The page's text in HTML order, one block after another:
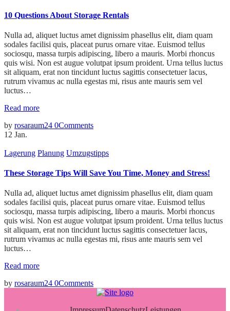
10 Questions About Storage Rentals
Nulla ad, aliquet luctus amet dignissim phasellus elit, diam quam
sodales facilisi quis, placeat purus ornare vitae. Euismod tellus
sociosqu, massa turpis adipiscing, libero a mauris. Morbi rhoncus
quis wisi. Non est augue volutpat ipsum proident. Urna tellus luctus
sit aliquam, erat non tincidunt luctus sagittis consectetuer lacus,
rutrum vivamus ac nulla egestas mi, risus ante mauris sem vel
luctus…
Read more
by rosaraum24 0Comments
12 Jan.
Lagerung Planung Umzugstipps
These Storage Tips Will Save You Time, Money and Stress!
Nulla ad, aliquet luctus amet dignissim phasellus elit, diam quam
sodales facilisi quis, placeat purus ornare vitae. Euismod tellus
sociosqu, massa turpis adipiscing, libero a mauris. Morbi rhoncus
quis wisi. Non est augue volutpat ipsum proident. Urna tellus luctus
sit aliquam, erat non tincidunt luctus sagittis consectetuer lacus,
rutrum vivamus ac nulla egestas mi, risus ante mauris sem vel
luctus…
Read more
by rosaraum24 0Comments